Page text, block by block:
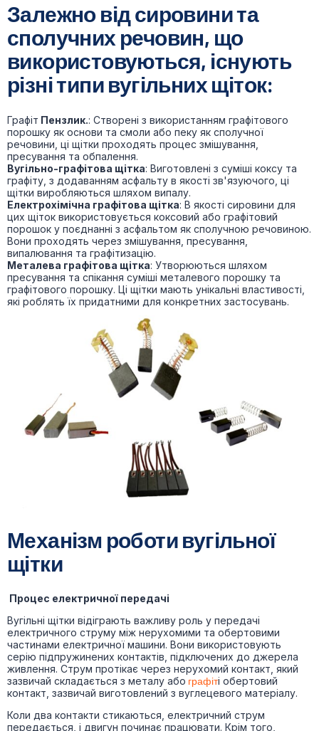
Залежно від сировини та
сполучних речовин, що
використовуються, існують
різні типи вугільних щіток:
Графіт Пензлик.: Створені з використанням графітового
порошку як основи та смоли або пеку як сполучної
речовини, ці щітки проходять процес змішування,
пресування та обпалення.
Вугільно-графітова щітка: Виготовлені з суміші коксу та
графіту, з додаванням асфальту в якості зв'язуючого, ці
щітки виробляються шляхом випалу.
Електрохімічна графітова щітка: В якості сировини для
цих щіток використовується коксовий або графітовий
порошок у поєднанні з асфальтом як сполучною речовиною.
Вони проходять через змішування, пресування,
випалювання та графітизацію.
Металева графітова щітка: Утворюються шляхом
пресування та спікання суміші металевого порошку та
графітового порошку. Ці щітки мають унікальні властивості,
які роблять їх придатними для конкретних застосувань.
Механізм роботи вугільної
щітки
Процес електричної передачі
Вугільні щітки відіграють важливу роль у передачі
електричного струму між нерухомими та обертовими
частинами електричної машини. Вони використовують
серію підпружинених контактів, підключених до джерела
живлення. Струм протікає через нерухомий контакт, який
зазвичай складається з металу або графіті обертовий
контакт, зазвичай виготовлений з вуглецевого матеріалу.
Коли два контакти стикаються, електричний струм
передається, і двигун починає працювати. Крім того,